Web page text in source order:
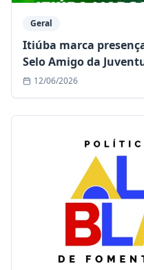
Geral
Itiúba marca
Selo Amigo da
Santana
12/06/2026